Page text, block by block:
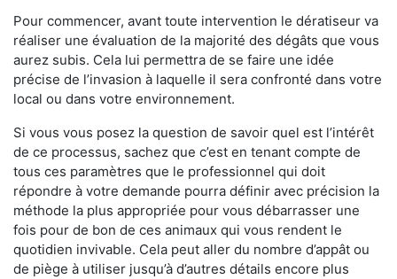
Pour commencer, avant toute intervention le dératiseur va
réaliser une évaluation de la majorité des dégâts que vous
aurez subis. Cela lui permettra de se faire une idée
précise de l’invasion à laquelle il sera confronté dans votre
local ou dans votre environnement.
Si vous vous posez la question de savoir quel est l’intérêt
de ce processus, sachez que c’est en tenant compte de
tous ces paramètres que le professionnel qui doit
répondre à votre demande pourra définir avec précision la
méthode la plus appropriée pour vous débarrasser une
fois pour de bon de ces animaux qui vous rendent le
quotidien invivable. Cela peut aller du nombre d’appât ou
de piège à utiliser jusqu’à d’autres détails encore plus